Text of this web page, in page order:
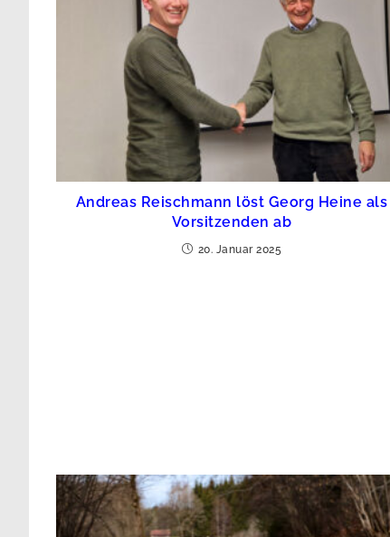
Andreas Reischmann löst Georg Heine als
Vorsitzenden ab
20. Januar 2025